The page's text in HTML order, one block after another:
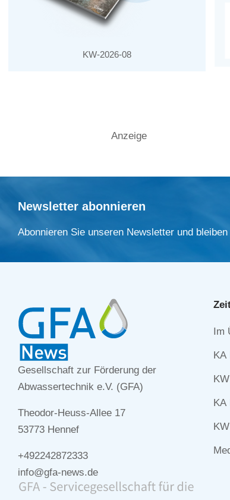
KW-2026-08
Anzeige
Newsletter abonnieren
Abonnieren Sie unseren Newsletter und
Gesellschaft zur Förderung der
Abwassertechnik e.V. (GFA)
Theodor-Heuss-Allee 17
53773 Hennef
+492242872333
info@gfa-news.de
Im
KA
KA